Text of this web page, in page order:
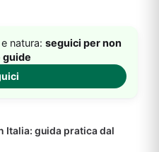
Italia: guida pratica dal
natura: seguici per non
guide